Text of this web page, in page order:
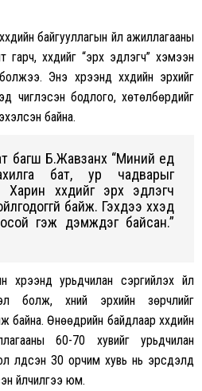
байгууллагын үйл ажиллагааны
хүүхдийг “эрх эдлэгч” хэмээн
Энэ хүрээнд хүүхдийн эрхийг
чиглэсэн бодлого, хөтөлбөрүүдийг
эхэлсэн байна.
Б.Жавзанхүү “Миний үед
сахилга бат, ур чадварыг
Харин хүүхдийг эрх эдлэгч
байж. Гэхдээ хүүхэд
гэж дэмждэг байсан.”
хүрээнд урьдчилан сэргийлэх үйл
болж, хүний эрхийн зөрчлийг
байна. Өнөөдрийн байдлаар хүүхдийн
60-70 хувийг урьдчилан
үлдсэн 30 орчим хувь нь эрсдэлд
үйлчилгээ юм.